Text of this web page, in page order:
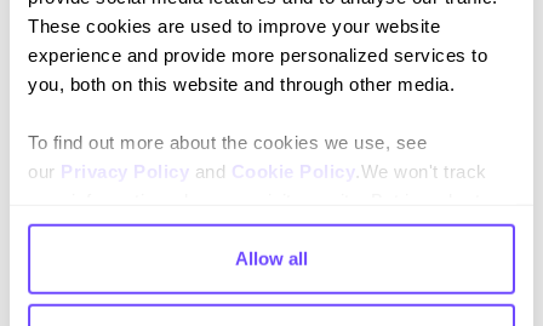
These cookies are used to improve your website
experience and provide more personalized services to
you, both on this website and through other media.
To find out more about the cookies we use, see
our Privacy Policy and Cookie Policy .We won't track
comply with your preferences, we'll have to use just one
tiny cookie so that you're not asked to make this choice
again.
Allow all
Was this resource helpful?
Yes 👍 No 👎
Mantente al día con nuestras novedades y lanzamientos.